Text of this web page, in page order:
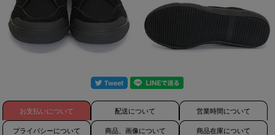
お支払いについて 配送について 営業時間について
プライバシーについて 商品、画像について 商品在庫について